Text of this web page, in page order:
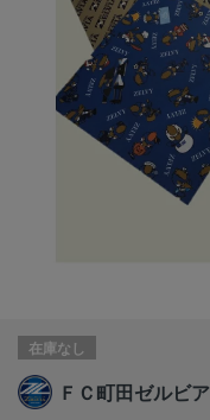
在庫なし
ＦＣ町田ゼルビア